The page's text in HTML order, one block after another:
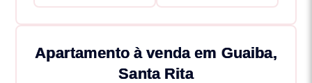
Apartamento à venda em Guaiba,
Santa Rita